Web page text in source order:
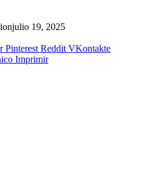
julio 19, 2025
Pinterest Reddit VKontakte
Imprimir